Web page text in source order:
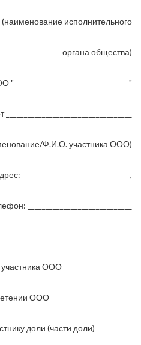
(наименование исполнительного
органа общества)
"________________________________"
___________________________________
Ф.И.О. участника ООО)
______________________________,
_____________________________
ООО
ООО
доли (части доли)